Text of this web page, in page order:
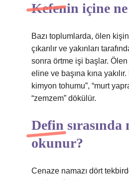
Kefenin içine
Bazı toplumlarda, ölen
çıkarılır ve yakınları
sonra örtme işi başlar. Ölen
eline ve başına kına
kimyon tohumu”, “murt
“zemzem” dökülür.
Defin sırasında
okunur?
Cenaze namazı dört